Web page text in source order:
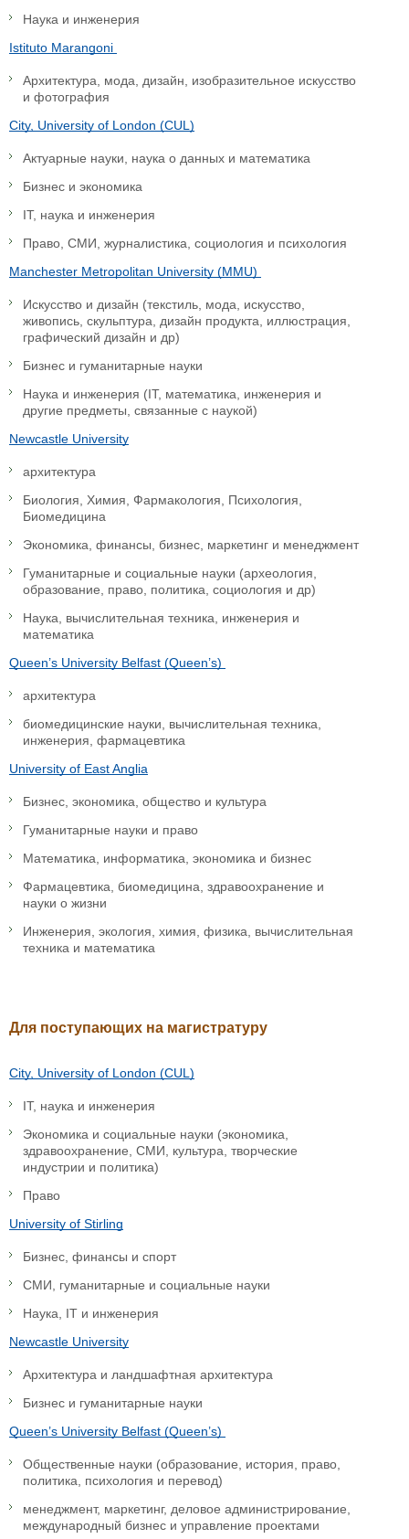
Наука и инженерия
Istituto Marangoni
Архитектура, мода, дизайн, изобразительное искусство
и фотография
City, University of London (CUL)
Актуарные науки, наука о данных и математика
Бизнес и экономика
IT, наука и инженерия
Право, СМИ, журналистика, социология и психология
Manchester Metropolitan University (MMU)
Искусство и дизайн (текстиль, мода, искусство,
живопись, скульптура, дизайн продукта, иллюстрация,
графический дизайн и др)
Бизнес и гуманитарные науки
Наука и инженерия (IT, математика, инженерия и
другие предметы, связанные с наукой)
Newcastle University
архитектура
Биология, Химия, Фармакология, Психология,
Биомедицина
Экономика, финансы, бизнес, маркетинг и менеджмент
Гуманитарные и социальные науки (археология,
образование, право, политика, социология и др)
Наука, вычислительная техника, инженерия и
математика
Queen’s University Belfast (Queen’s)
архитектура
биомедицинские науки, вычислительная техника,
инженерия, фармацевтика
University of East Anglia
Бизнес, экономика, общество и культура
Гуманитарные науки и право
Математика, информатика, экономика и бизнес
Фармацевтика, биомедицина, здравоохранение и
науки о жизни
Инженерия, экология, химия, физика, вычислительная
техника и математика
Для поступающих на магистратуру
City, University of London (CUL)
IT, наука и инженерия
Экономика и социальные науки (экономика,
здравоохранение, СМИ, культура, творческие
индустрии и политика)
Право
University of Stirling
Бизнес, финансы и спорт
СМИ, гуманитарные и социальные науки
Наука, IT и инженерия
Newcastle University
Архитектура и ландшафтная архитектура
Бизнес и гуманитарные науки
Queen’s University Belfast (Queen’s)
Общественные науки (образование, история, право,
политика, психология и перевод)
менеджмент, маркетинг, деловое администрирование,
международный бизнес и управление проектами